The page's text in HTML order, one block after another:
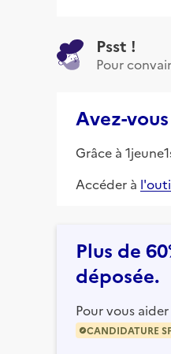
Psst !
Pour
Avez-
Grâce à
Accéder à
Plus de
déposée.
Pour vous
CANDIDATURE